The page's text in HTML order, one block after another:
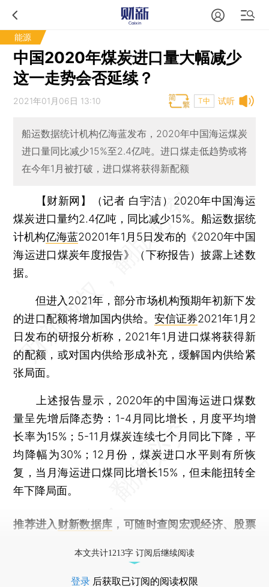
能源
中国2020年煤炭进口量大幅减少
这一走势会否延续？
试听
2021年01月06日 13:10 T中
船运数据统计机构亿海蓝发布，2020年中国海运煤炭
进口量同比减少15%至2.4亿吨。进口煤走低趋势或将
在今年1月被打破，进口煤将获得新配额
【财新网】（记者 白宇洁） 2020年中国海运
煤炭进口量约2.4亿吨，同比减少15%。船运数据统
计机构亿海蓝20201年1月5日发布的《2020年中国
海运进口煤炭年度报告》（下称报告）披露上述数
据。
但进入2021年，部分市场机构预期年初新下发
的进口配额将增加国内供给。安信证券2021年1月2
日发布的研报分析称，2021年1月进口煤将获得新
的配额，或对国内供给形成补充，缓解国内供给紧
张局面。
上述报告显示，2020年的中国海运进口煤数
量呈先增后降态势：1-4月同比增长，月度平均增
长率为15%；5-11月煤炭连续七个月同比下降，平
均降幅为30%；12月份，煤炭进口水平则有所恢
复，当月海运进口煤同比增长15%，但未能扭转全
年下降局面。
推荐进入 财新数据库 ，可随时查阅宏观经济、股票
本文共计1213字 订阅后继续阅读
登录 后获取已订阅的阅读权限